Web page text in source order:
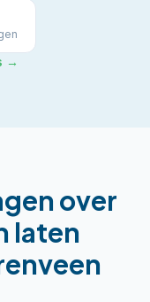
→
over
laten